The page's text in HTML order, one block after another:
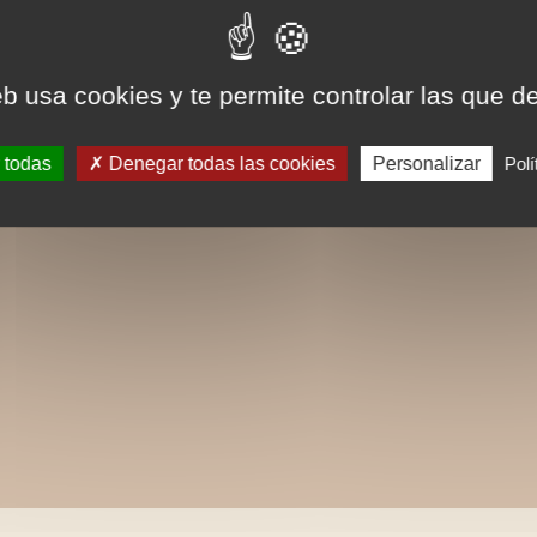
usa cookies y te permite controlar las que
Denegar todas las cookies Personalizar